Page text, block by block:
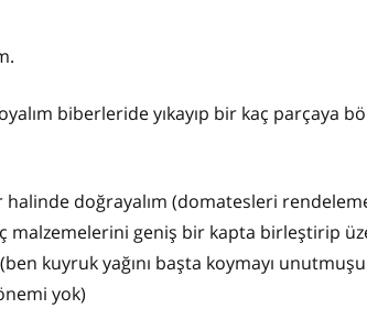
biberleride yıkayıp bir kaç parçaya
doğrayalım (domatesleri
malzemelerini geniş bir kapta birleştirip
kuyruk yağını başta koymayı
yok)